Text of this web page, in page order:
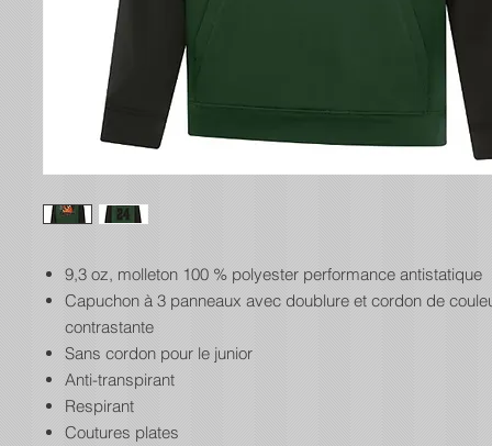
9,3 oz, molleton 100 % polyester performance antistatique
Capuchon à 3 panneaux avec doublure et cordon de
contrastante
Sans cordon pour le junior
Anti-transpirant
Respirant
Coutures plates